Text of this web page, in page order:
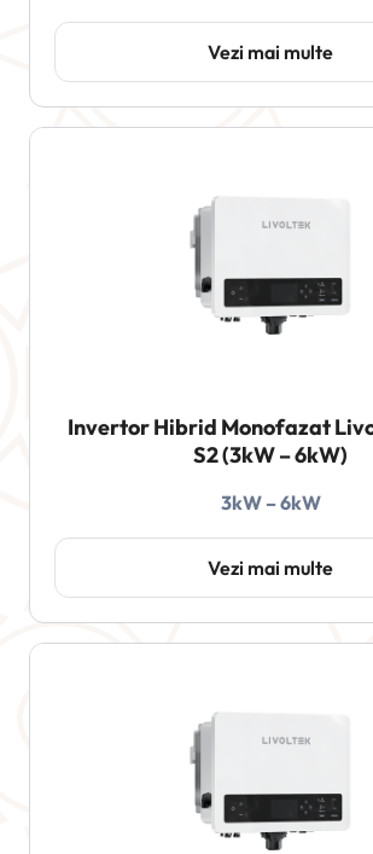
Vezi mai multe
Invertor Hibrid Monofazat
S2 (3kW – 6kW)
3kW – 6kW
Vezi mai multe